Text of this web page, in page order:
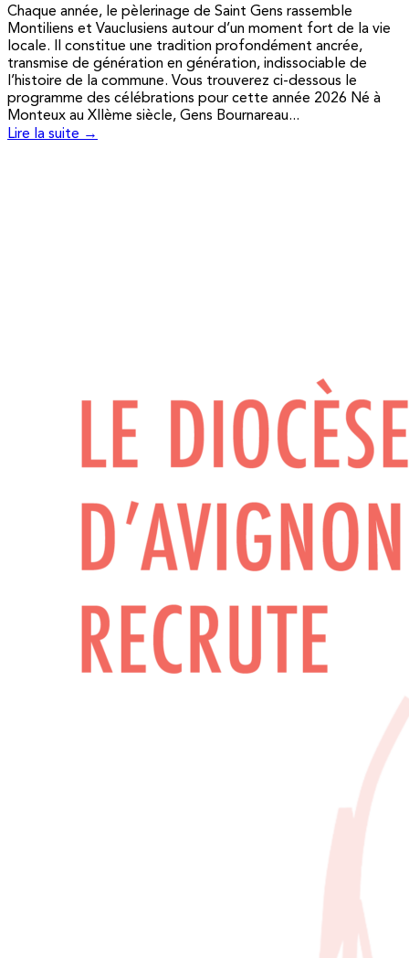
Chaque année, le pèlerinage de Saint Gens rassemble
Montiliens et Vauclusiens autour d’un moment fort de la vie
locale. Il constitue une tradition profondément ancrée,
transmise de génération en génération, indissociable de
l’histoire de la commune. Vous trouverez ci-dessous le
programme des célébrations pour cette année 2026 Né à
Monteux au XIIème siècle, Gens Bournareau...
Lire la suite →